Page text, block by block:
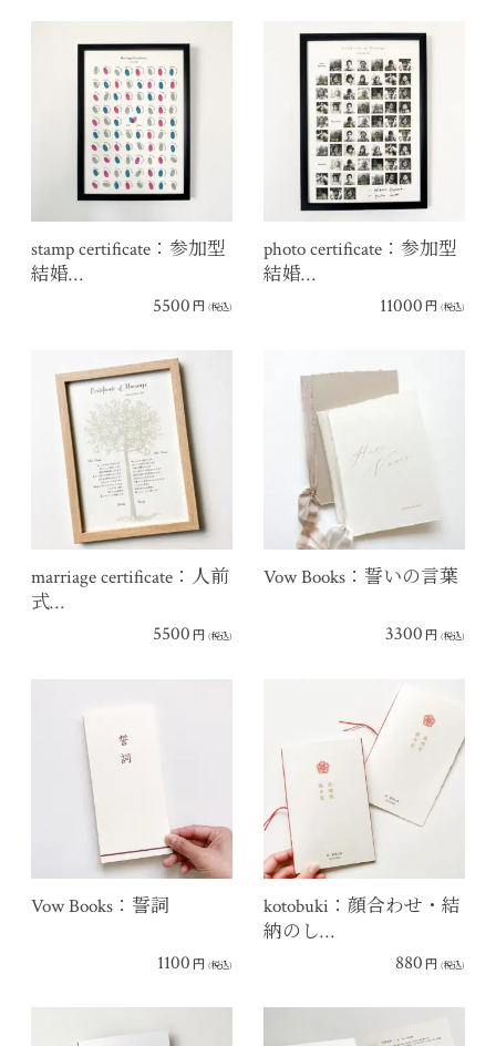
stamp certificate：参加型
結婚…
5500 円 (税込)
photo certificate：参加型
結婚…
11000 円 (税込)
marriage certificate：人前
式…
5500 円 (税込)
Vow Books：誓いの言葉
3300 円 (税込)
Vow Books：誓詞
1100 円 (税込)
kotobuki：顔合わせ・結
納のし…
880 円 (税込)